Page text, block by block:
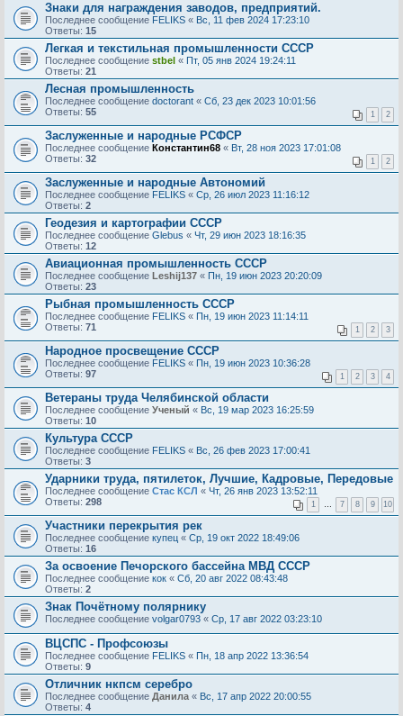
Знаки для награждения заводов, предприятий.
Последнее сообщение FELIKS « Вс, 11 фев 2024 17:23:10
Ответы: 15
Легкая и текстильная промышленности СССР
Последнее сообщение stbel « Пт, 05 янв 2024 19:24:11
Ответы: 21
Лесная промышленность
Последнее сообщение doctorant « Сб, 23 дек 2023 10:01:56
Ответы: 55 1 2
Заслуженные и народные РСФСР
Последнее сообщение Константин68 « Вт, 28 ноя 2023 17:01:08
Ответы: 32 1 2
Заслуженные и народные Автономий
Последнее сообщение FELIKS « Ср, 26 июл 2023 11:16:12
Ответы: 2
Геодезия и картографии СССР
Последнее сообщение Glebus « Чт, 29 июн 2023 18:16:35
Ответы: 12
Авиационная промышленность СССР
Последнее сообщение Leshij137 « Пн, 19 июн 2023 20:20:09
Ответы: 23
Рыбная промышленность СССР
Последнее сообщение FELIKS « Пн, 19 июн 2023 11:14:11
Ответы: 71 1 2 3
Народное просвещение СССР
Последнее сообщение FELIKS « Пн, 19 июн 2023 10:36:28
Ответы: 97 1 2 3 4
Ветераны труда Челябинской области
Последнее сообщение Ученый « Вс, 19 мар 2023 16:25:59
Ответы: 10
Культура СССР
Последнее сообщение FELIKS « Вс, 26 фев 2023 17:00:41
Ответы: 3
Ударники труда, пятилеток, Лучшие, Кадровые, Передовые
Последнее сообщение Стас КСЛ « Чт, 26 янв 2023 13:52:11
Ответы: 298 1 … 7 8 9 10
Участники перекрытия рек
Последнее сообщение купец « Ср, 19 окт 2022 18:49:06
Ответы: 16
За освоение Печорского бассейна МВД СССР
Последнее сообщение кок « Сб, 20 авг 2022 08:43:48
Ответы: 2
Знак Почётному полярнику
Последнее сообщение volgar0793 « Ср, 17 авг 2022 03:23:10
ВЦСПС - Профсоюзы
Последнее сообщение FELIKS « Пн, 18 апр 2022 13:36:54
Ответы: 9
Отличник нкпсм серебро
Последнее сообщение Данила « Вс, 17 апр 2022 20:00:55
Ответы: 4